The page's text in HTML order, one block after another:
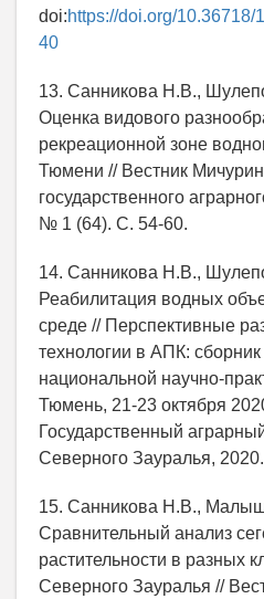
doi:https://doi.org/
40
13. Санникова Н.В.,
Оценка видового
рекреационной зоне
Тюмени // Вестник
государственного
№ 1 (64). С. 54-60.
14. Санникова Н.В.,
Реабилитация водных
среде // Перспективные
технологии в АПК:
национальной научно-
Тюмень, 21-23 октября
Государственный
Северного Зауралья,
15. Санникова Н.В.,
Сравнительный анализ
растительности в разных
Северного Зауралья //